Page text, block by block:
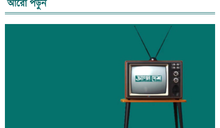
আরো পড়ুন